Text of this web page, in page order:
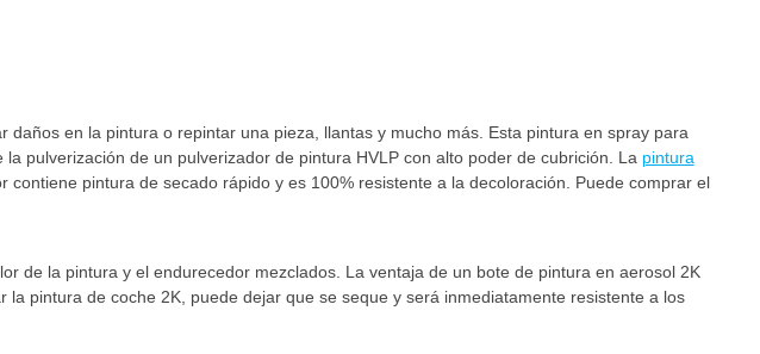
en la pintura o repintar una pieza, llantas y mucho más. Esta pintura en spray para
pulverización de un pulverizador de pintura HVLP con alto poder de cubrición. La pintura
pintura de secado rápido y es 100% resistente a la decoloración. Puede comprar el
de la pintura y el endurecedor mezclados. La ventaja de un bote de pintura en aerosol 2K
pintura de coche 2K, puede dejar que se seque y será inmediatamente resistente a los